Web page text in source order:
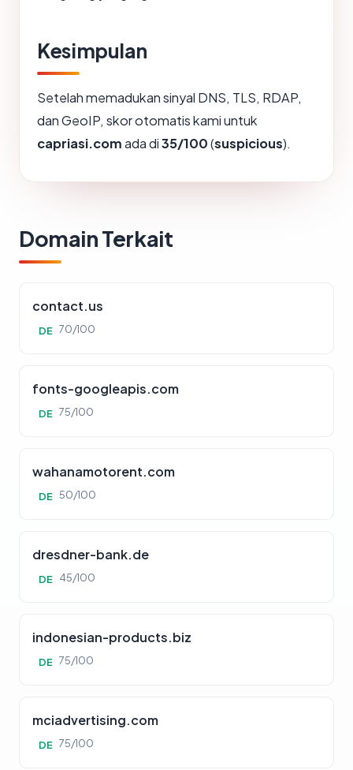
Kesimpulan
Setelah memadukan sinyal DNS, TLS, RDAP,
dan GeoIP, skor otomatis kami untuk
capriasi.comada di35/100(suspicious).
Domain Terkait
contact.us
DE 70/100
fonts-googleapis.com
DE 75/100
wahanamotorent.com
DE 50/100
dresdner-bank.de
DE 45/100
indonesian-products.biz
DE 75/100
mciadvertising.com
DE 75/100